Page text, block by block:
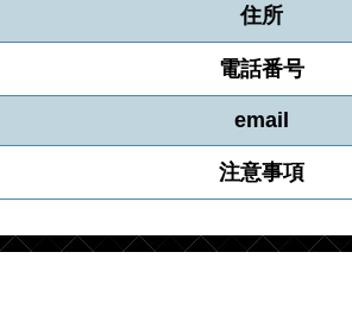
住所
電話番号
email
注意事項